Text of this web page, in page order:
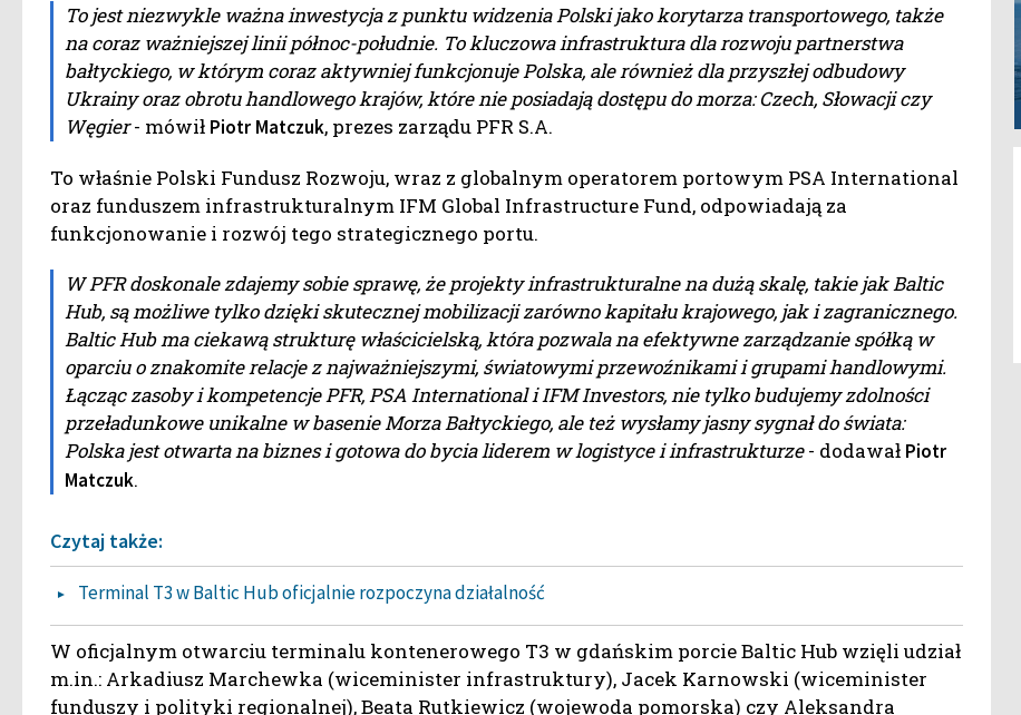
To jest niezwykle ważna inwestycja z punktu widzenia Polski jako korytarza transportowego, także
na coraz ważniejszej linii północ-południe. To kluczowa infrastruktura dla rozwoju partnerstwa
bałtyckiego, w którym coraz aktywniej funkcjonuje Polska, ale również dla przyszłej odbudowy
Ukrainy oraz obrotu handlowego krajów, które nie posiadają dostępu do morza: Czech, Słowacji czy
Węgier- mówił Piotr Matczuk, prezes zarządu PFR S.A.
To właśnie Polski Fundusz Rozwoju, wraz z globalnym operatorem portowym PSA International
oraz funduszem infrastrukturalnym IFM Global Infrastructure Fund, odpowiadają za
funkcjonowanie i rozwój tego strategicznego portu.
W PFR doskonale zdajemy sobie sprawę, że projekty infrastrukturalne na dużą skalę, takie jak Baltic
Hub, są możliwe tylko dzięki skutecznej mobilizacji zarówno kapitału krajowego, jak i zagranicznego.
Baltic Hub ma ciekawą strukturę właścicielską, która pozwala na efektywne zarządzanie spółką w
oparciu o znakomite relacje z najważniejszymi, światowymi przewoźnikami i grupami handlowymi.
Łącząc zasoby i kompetencje PFR, PSA International i IFM Investors, nie tylko budujemy zdolności
przeładunkowe unikalne w basenie Morza Bałtyckiego, ale też wysłamy jasny sygnał do świata:
Polska jest otwarta na biznes i gotowa do bycia liderem w logistyce i infrastrukturze- dodawał Piotr
Matczuk.
Czytaj także:
Terminal T3 w Baltic Hub oficjalnie rozpoczyna działalność
W oficjalnym otwarciu terminalu kontenerowego T3 w gdańskim porcie Baltic Hub wzięli udział
m.in.: Arkadiusz Marchewka (wiceminister infrastruktury), Jacek Karnowski (wiceminister
funduszy i polityki regionalnej), Beata Rutkiewicz (wojewoda pomorska) czy Aleksandra